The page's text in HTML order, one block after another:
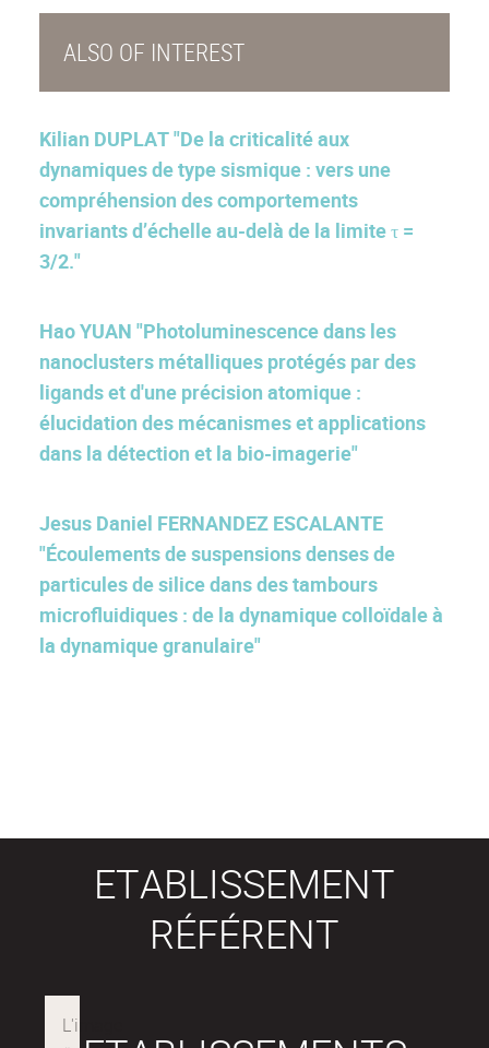
ALSO OF INTEREST
Kilian DUPLAT "De la criticalité aux
dynamiques de type sismique : vers une
compréhension des comportements
invariants d’échelle au-delà de la limite τ =
3/2."
Hao YUAN "Photoluminescence dans les
nanoclusters métalliques protégés par des
ligands et d'une précision atomique :
élucidation des mécanismes et applications
dans la détection et la bio-imagerie"
Jesus Daniel FERNANDEZ ESCALANTE
"Écoulements de suspensions denses de
particules de silice dans des tambours
microfluidiques : de la dynamique colloïdale à
la dynamique granulaire"
ETABLISSEMENT
RÉFÉRENT